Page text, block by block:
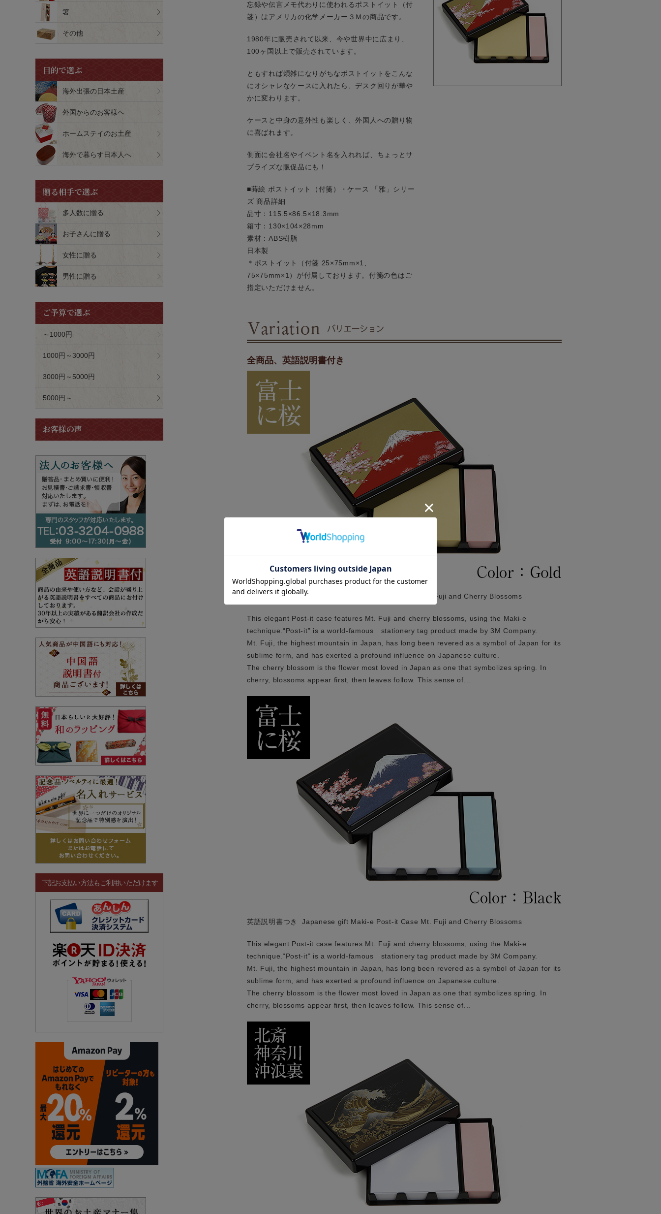
忘録や伝言メモ代わりに使われるポストイット（付
箋）はアメリカの化学メーカー３Ｍの商品です。
1980年に販売されて以来、今や世界中に広まり、
100ヶ国以上で販売されています。
ともすれば煩雑になりがちなポストイットをこんな
にオシャレなケースに入れたら、デスク回りが華や
かに変わります。
ケースと中身の意外性も楽しく、外国人への贈り物
に喜ばれます。
側面に会社名やイベント名を入れれば、ちょっとサ
プライズな販促品にも！
■蒔絵 ポストイット（付箋）・ケース 「雅」シリー
ズ 商品詳細
品寸：115.5×86.5×18.3mm
箱寸：130×104×28mm
素材：ABS樹脂
日本製
＊ポストイット（付箋 25×75mm×1、
75×75mm×1）が付属しております。付箋の色はご
指定いただけません。
全商品、英語説明書付き
英語説明書つき Japanese gift Maki-e Post-it Case Mt. Fuji and Cherry Blossoms
This elegant Post-it case features Mt. Fuji and cherry blossoms, using the Maki-e
technique.“Post-it” is a world-famous stationery tag product made by 3M Company.
Mt. Fuji, the highest mountain in Japan, has long been revered as a symbol of Japan for its
sublime form, and has exerted a profound influence on Japanese culture.
The cherry blossom is the flower most loved in Japan as one that symbolizes spring. In
cherry, blossoms appear first, then leaves follow. This sense of...
英語説明書つき Japanese gift Maki-e Post-it Case Mt. Fuji and Cherry Blossoms
This elegant Post-it case features Mt. Fuji and cherry blossoms, using the Maki-e
technique.“Post-it” is a world-famous stationery tag product made by 3M Company.
Mt. Fuji, the highest mountain in Japan, has long been revered as a symbol of Japan for its
sublime form, and has exerted a profound influence on Japanese culture.
The cherry blossom is the flower most loved in Japan as one that symbolizes spring. In
cherry, blossoms appear first, then leaves follow. This sense of...
箸
その他
目的で選ぶ
海外出張の日本土産
外国からのお客様へ
ホームステイのお土産
海外で暮らす日本人へ
贈る相手で選ぶ
多人数に贈る
お子さんに贈る
女性に贈る
男性に贈る
ご予算で選ぶ
～1000円
1000円～3000円
3000円～5000円
5000円～
お客様の声
下記お支払い方法もご利用いただけます